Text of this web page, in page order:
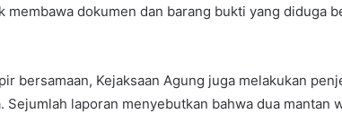
membawa dokumen dan barang bukti yang diduga
bersamaan, Kejaksaan Agung juga melakukan
Sejumlah laporan menyebutkan bahwa dua mantan